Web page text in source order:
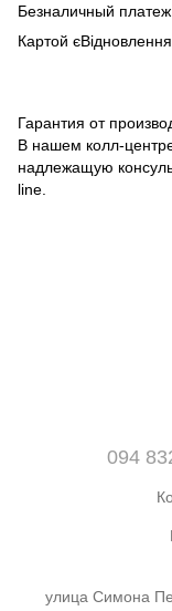
Безналичный
Картой єВідновлення
Гарантия от
В нашем колл-
надлежащую
line.
094
улица Симона